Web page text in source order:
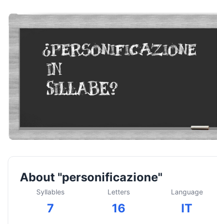
About "personificazione"
Syllables
7
Letters
16
Language
IT